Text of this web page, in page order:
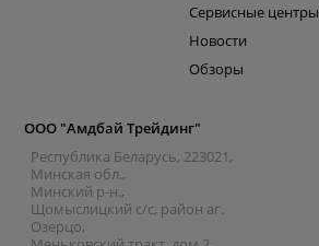
Сервисные центры
Новости
Обзоры
ООО "Амдбай Трейдинг"
Республика Беларусь, 223021,
Минская обл.,
Минский р-н.,
Щомыслицкий с/с, район аг.
Озерцо,